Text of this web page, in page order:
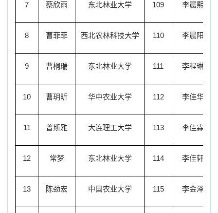
7 蔡欣雨 东北林业大学 109 李晨熙
8 曹菲菲 西北农林科技大学 110 李晨阳
9 曹桐瑞 东北林业大学 111 李程琳
10 曹玥昕 华中农业大学 112 李佳华
11 曾斯雅 大连理工大学 113 李佳霖
12 常梦 东北林业大学 114 李佳轩
13 陈劲宏 中国农业大学 115 李金泽